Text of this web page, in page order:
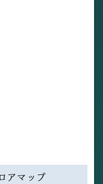
アマップ